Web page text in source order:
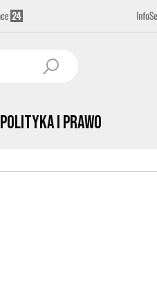
Polityka i prawo